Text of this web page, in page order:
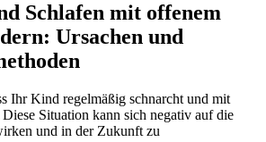
Schlafen mit offenem
Ursachen und
Ihr Kind regelmäßig schnarcht und mit
Situation kann sich negativ auf die
und in der Zukunft zu